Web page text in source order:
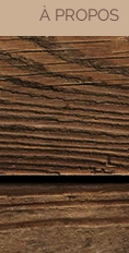
À PROPOS